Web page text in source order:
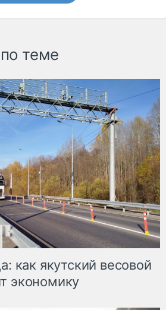
теме
как якутский весовой
экономику